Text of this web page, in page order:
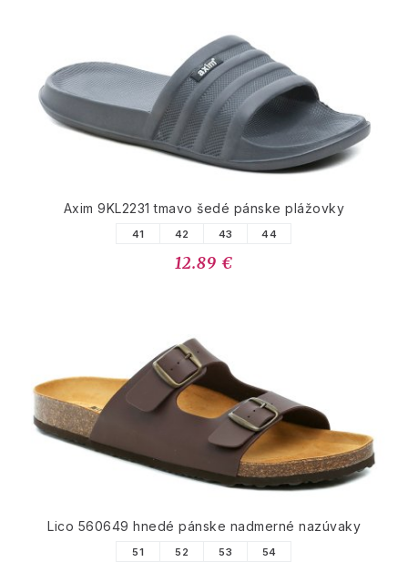
Axim 9KL2231 tmavo šedé pánske plážovky
41 42 43 44
12.89 €
Lico 560649 hnedé pánske nadmerné nazúvaky
51 52 53 54